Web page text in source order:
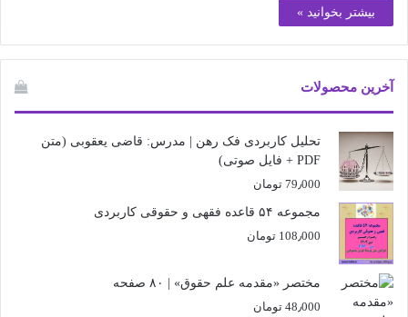
بیشتر بخوانید »
آخرین محصولات
تحلیل کاربردی فک رهن | مدرس: قاضی یعقوبی (متن
PDF + فایل صوتی)
79٫000 تومان
مجموعه ۵۴ قاعده فقهی و حقوقی کاربردی
108٫000 تومان
مختصر «مقدمه علم حقوق» | ۸۰ صفحه
48٫000 تومان